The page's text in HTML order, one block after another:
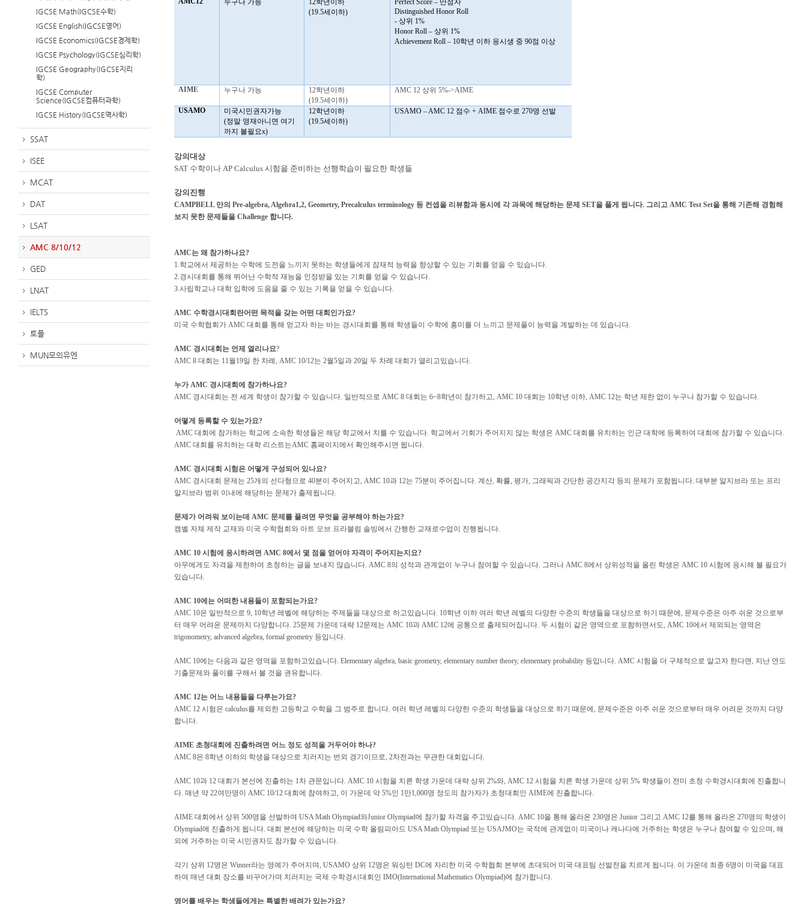
IGCSE Math(IGCSE수학)
IGCSE English(IGCSE영어)
IGCSE Economics(IGCSE경제학)
IGCSE Psychology(IGCSE심리학)
IGCSE Geography(IGCSE지리
학)
IGCSE Computer
Science(IGCSE컴퓨터과학)
IGCSE History(IGCSE역사학)
SSAT
ISEE
MCAT
DAT
LSAT
AMC 8/10/12
GED
LNAT
IELTS
토플
MUN모의유엔
누구나 가능 12학년이하
(19.5세이하)
Perfect Score – 만점자
Distinguished Honor Roll
-상위 1%
Honor Roll –상위 1%
Achievement Roll – 10학년 이하 응시생 중 90점 이상
AIME 누구나 가능 12학년이하
(19.5세이하)
AMC 12상위 5%->AIME
USAMO
미국시민권자가능
(정말 영재아니면 여기
까지 볼필요x)
12학년이하
(19.5세이하)
USAMO – AMC 12 점수 + AIME 점수로 270명 선발
강의대상
SAT 수학이나 AP Calculus 시험을 준비하는 선행학습이 필요한 학생들
강의진행
CAMPBELL 만의 Pre-algebra, Algebra1,2, Geometry, Precalculus terminology 등 컨셉을 리뷰함과 동시에 각 과목에 해당하는 문제 SET을 풀게 됩니다. 그리고 AMC Test Set을 통해 기존해 경험해
보지 못한 문제들을 Challenge 합니다.
AMC는 왜 참가하나요?
1.학교에서 제공하는 수학에 도전을 느끼지 못하는 학생들에게 잠재적 능력을 향상할 수 있는 기회를 얻을 수 있습니다.
2.경시대회를 통해 뛰어난 수학적 재능을 인정받을 있는 기회를 얻을 수 있습니다.
3.사립학교나 대학 입학에 도움을 줄 수 있는 기록을 얻을 수 있습니다.
AMC 수학경시대회란어떤 목적을 갖는 어떤 대회인가요?
미국 수학협회가 AMC 대회를 통해 얻고자 하는 바는 경시대회를 통해 학생들이 수학에 흥미를 더 느끼고 문제풀이 능력을 계발하는 데 있습니다.
AMC 경시대회는 언제 열리나요?
AMC 8 대회는 11월19일 한 차례, AMC 10/12는 2월5일과 20일 두 차례 대회가 열리고있습니다.
누가 AMC 경시대회에 참가하나요?
AMC 경시대회는 전 세계 학생이 참가할 수 있습니다. 일반적으로 AMC 8 대회는 6~8학년이 참가하고, AMC 10 대회는 10학년 이하, AMC 12는 학년 제한 없이 누구나 참가할 수 있습니다.
어떻게 등록할 수 있는가요?
AMC 대회에 참가하는 학교에 소속한 학생들은 해당 학교에서 치를 수 있습니다. 학교에서 기회가 주어지지 않는 학생은 AMC 대회를 유치하는 인근 대학에 등록하여 대회에 참가할 수 있습니다.
AMC 대회를 유치하는 대학 리스트는AMC 홈페이지에서 확인해주시면 됩니다.
AMC 경시대회 시험은 어떻게 구성되어 있나요?
AMC 경시대회 문제는 25개의 선다형으로 40분이 주어지고, AMC 10과 12는 75분이 주어집니다. 계산, 확률, 평가, 그래픽과 간단한 공간지각 등의 문제가 포함됩니다. 대부분 알지브라 또는 프리
알지브라 범위 이내에 해당하는 문제가 출제됩니다.
문제가 어려워 보이는데 AMC 문제를 풀려면 무엇을 공부해야 하는가요?
캠벨 자체 제작 교재와 미국 수학협회와 아트 오브 프라블럼 솔빙에서 간행한 교재로수업이 진행됩니다.
AMC 10 시험에 응시하려면 AMC 8에서 몇 점을 얻어야 자격이 주어지는지요?
아무에게도 자격을 제한하여 초청하는 글을 보내지 않습니다. AMC 8의 성적과 관계없이 누구나 참여할 수 있습니다. 그러나 AMC 8에서 상위성적을 올린 학생은 AMC 10 시험에 응시해 볼 필요가
있습니다.
AMC 10에는 어떠한 내용들이 포함되는가요?
AMC 10은 일반적으로 9, 10학년 레벨에 해당하는 주제들을 대상으로 하고있습니다. 10학년 이하 여러 학년 레벨의 다양한 수준의 학생들을 대상으로 하기 때문에, 문제수준은 아주 쉬운 것으로부
터 매우 어려운 문제까지 다양합니다. 25문제 가운데 대략 12문제는 AMC 10과 AMC 12에 공통으로 출제되어집니다. 두 시험이 같은 영역으로 포함하면서도, AMC 10에서 제외되는 영역은
trigonometry, advanced algebra, formal geometry 등입니다.
AMC 10에는 다음과 같은 영역을 포함하고있습니다. Elementary algebra, basic geometry, elementary number theory, elementary probability 등입니다. AMC 시험을 더 구체적으로 알고자 한다면, 지난 연도
기출문제와 풀이를 구해서 볼 것을 권유합니다.
AMC 12는 어느 내용들을 다루는가요?
AMC 12 시험은 calculus를 제외한 고등학교 수학을 그 범주로 합니다. 여러 학년 레벨의 다양한 수준의 학생들을 대상으로 하기 때문에, 문제수준은 아주 쉬운 것으로부터 매우 어려운 것까지 다양
합니다.
AIME 초청대회에 진출하려면 어느 정도 성적을 거두어야 하나?
AMC 8은 8학년 이하의 학생을 대상으로 치러지는 번외 경기이므로, 2차전과는 무관한 대회입니다.
AMC 10과 12 대회가 본선에 진출하는 1차 관문입니다. AMC 10 시험을 치른 학생 가운데 대략 상위 2%와, AMC 12 시험을 치른 학생 가운데 상위 5% 학생들이 전미 초청 수학경시대회에 진출합니
다. 매년 약 22여만명이 AMC 10/12 대회에 참여하고, 이 가운데 약 5%인 1만1,000명 정도의 참가자가 초청대회인 AIME에 진출합니다.
AIME 대회에서 상위 500명을 선발하여 USA Math Olympiad와Junior Olympiad에 참가할 자격을 주고있습니다. AMC 10을 통해 올라온 230명은 Junior 그리고 AMC 12를 통해 올라온 270명의 학생이
Olympiad에 진출하게 됩니다. 대회 본선에 해당하는 미국 수학 올림피아드 USA Math Olympiad 또는 USAJMO는 국적에 관계없이 미국이나 캐나다에 거주하는 학생은 누구나 참여할 수 있으며, 해
외에 거주하는 미국 시민권자도 참가할 수 있습니다.
각기 상위 12명은 Winner라는 영예가 주어지며, USAMO 상위 12명은 워싱턴 DC에 자리한 미국 수학협회 본부에 초대되어 미국 대표팀 선발전을 치르게 됩니다. 이 가운데 최종 6명이 미국을 대표
하여 매년 대회 장소를 바꾸어가며 치러지는 국제 수학경시대회인 IMO(International Mathematics Olympiad)에 참가합니다.
영어를 배우는 학생들에게는 특별한 배려가 있는가요?